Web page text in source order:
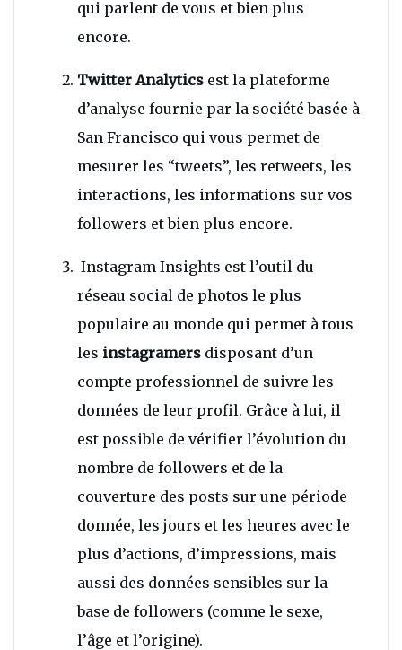
qui parlent de vous et bien plus
encore.
Twitter Analytics est la plateforme
d’analyse fournie par la société basée à
San Francisco qui vous permet de
mesurer les “tweets”, les retweets, les
interactions, les informations sur vos
followers et bien plus encore.
Instagram Insights est l’outil du
réseau social de photos le plus
populaire au monde qui permet à tous
les instagramers disposant d’un
compte professionnel de suivre les
données de leur profil. Grâce à lui, il
est possible de vérifier l’évolution du
nombre de followers et de la
couverture des posts sur une période
donnée, les jours et les heures avec le
plus d’actions, d’impressions, mais
aussi des données sensibles sur la
base de followers (comme le sexe,
l’âge et l’origine).